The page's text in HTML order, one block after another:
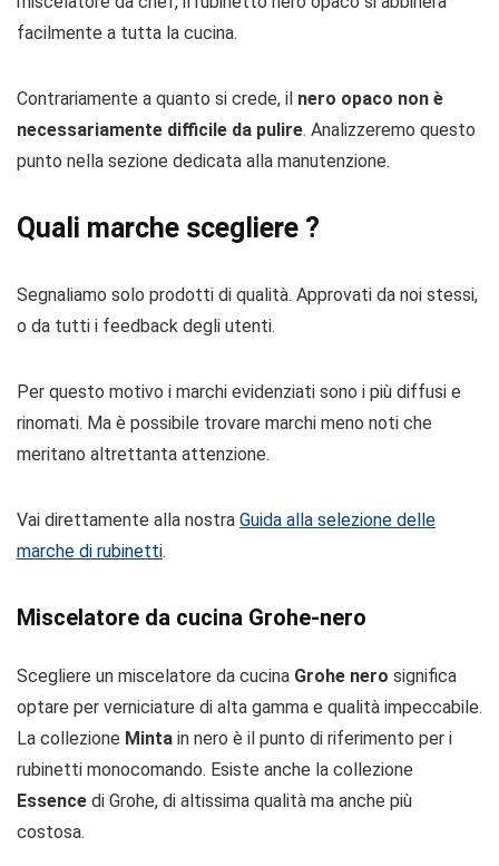
facilmente a tutta la cucina.
Contrariamente a quanto si crede, il nero opaco non è
necessariamente difficile da pulire. Analizzeremo questo
punto nella sezione dedicata alla manutenzione.
Quali marche scegliere ?
Segnaliamo solo prodotti di qualità. Approvati da noi stessi,
o da tutti i feedback degli utenti.
Per questo motivo i marchi evidenziati sono i più diffusi e
rinomati. Ma è possibile trovare marchi meno noti che
meritano altrettanta attenzione.
Vai direttamente alla nostra Guida alla selezione delle
marche di rubinetti.
Miscelatore da cucina Grohe-nero
Scegliere un miscelatore da cucina Grohe nero significa
optare per verniciature di alta gamma e qualità impeccabile.
La collezione Minta in nero è il punto di riferimento per i
rubinetti monocomando. Esiste anche la collezione
Essence di Grohe, di altissima qualità ma anche più
costosa.